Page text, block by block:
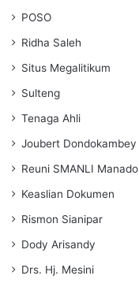
POSO
Ridha Saleh
Situs Megalitikum
Sulteng
Tenaga Ahli
Joubert Dondokambey
Reuni SMANLI Manado
Keaslian Dokumen
Rismon Sianipar
Dody Arisandy
Drs. Hj. Mesini